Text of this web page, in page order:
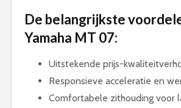
De belangrijkste
Yamaha MT 07:
Uitstekende prijs-
Responsieve acceleratie en
Comfortabele zithouding voor